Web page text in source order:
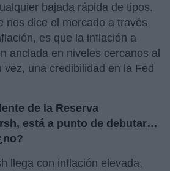
bajada rápida de tipos.
nos dice el mercado a través
es que la inflación a
anclada en niveles cercanos al
vez, una credibilidad en la Fed
de la Reserva
está a punto de debutar…
llega con inflación elevada,